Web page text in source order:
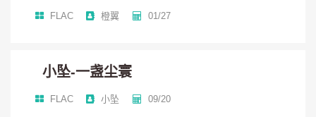
十载山居藏剑 也终归于剑冢
FLAC 橙翼 01/27
小坠-一盏尘寰
FLAC 小坠 09/20